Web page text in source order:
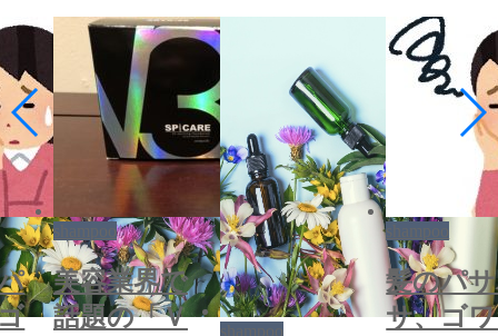
shampoo
美容業界で
話題の「Ｖ
髪のパ
サ、ゴ